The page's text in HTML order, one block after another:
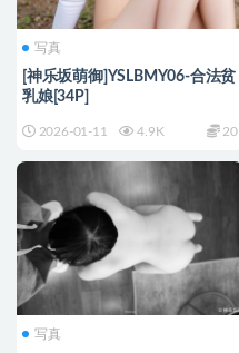
写真
[神乐坂萌御]YSLBMY06-合法贫
乳娘[34P]
2026-01-11 4.9K 20
写真